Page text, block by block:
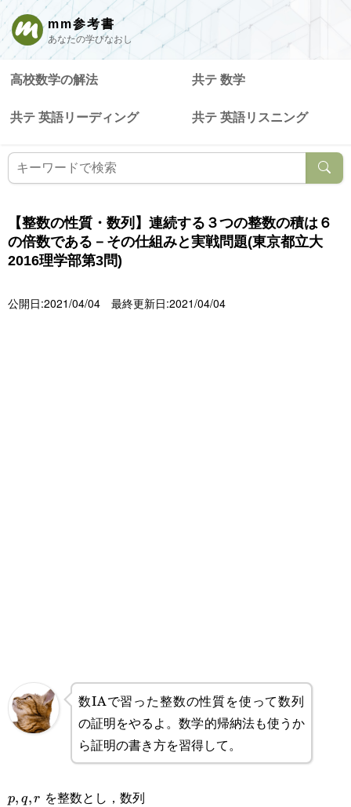
mm参考書
あなたの学びなおし
高校数学の解法 共テ 数学
共テ 英語リーディング 共テ 英語リスニング
【整数の性質・数列】連続する３つの整数の積は６
の倍数である－その仕組みと実戦問題(東京都立大
2016理学部第3問)
公開日:2021/04/04 最終更新日:2021/04/04
数IAで習った整数の性質を使って数列
の証明をやるよ。数学的帰納法も使うか
ら証明の書き方を習得して。
p,q,r
p, q, r を整数とし，数列